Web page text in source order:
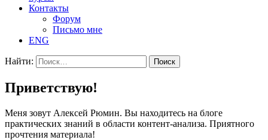
Контакты
Форум
Письмо мне
ENG
Найти:
Приветствую!
Меня зовут Алексей Рюмин. Вы находитесь на блоге
практических знаний в области контент-анализа. Приятного
прочтения материала!